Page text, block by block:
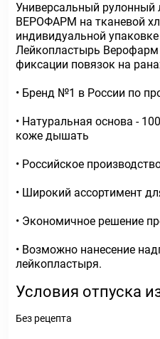
Универсальный рулонный
ВЕРОФАРМ на тканевой
индивидуальной
Лейкопластырь Верофарм
фиксации повязок на
• Бренд №1 в России по
• Натуральная основа -
коже дышать
• Российское
• Широкий ассортимент
• Экономичное решение
• Возможно нанесение
лейкопластыря.
Условия отпуска
Без рецепта